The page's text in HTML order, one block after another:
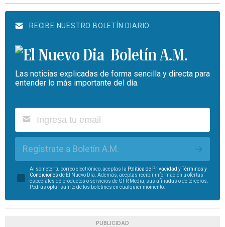
RECIBE NUESTRO BOLETÍN DIARIO
Boletín A.M.
Las noticias explicadas de forma sencilla y directa para
entender lo más importante del día.
Regístrate a Boletín A.M.
Al someter tu correo electrónico, aceptas la Política de Privacidad yTérminos y
Condiciones de El Nuevo Día. Además, aceptas recibir información u ofertas
especiales de productos o servicios de GFR Media, sus afiliadas o de terceros.
Podrás optar salirte de los boletines en cualquier momento.
PUBLICIDAD